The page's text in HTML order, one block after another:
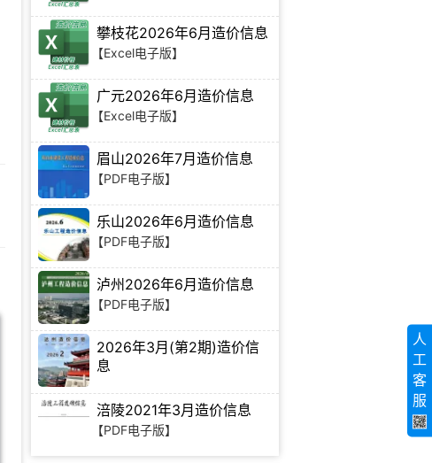
攀枝花2026年6月造价信息
【Excel电子版】
广元2026年6月造价信息
【Excel电子版】
眉山2026年7月造价信息
【PDF电子版】
乐山2026年6月造价信息
【PDF电子版】
泸州2026年6月造价信息
【PDF电子版】
2026年3月(第2期)造价信
息
涪陵2021年3月造价信息
【PDF电子版】
人
工
客
服